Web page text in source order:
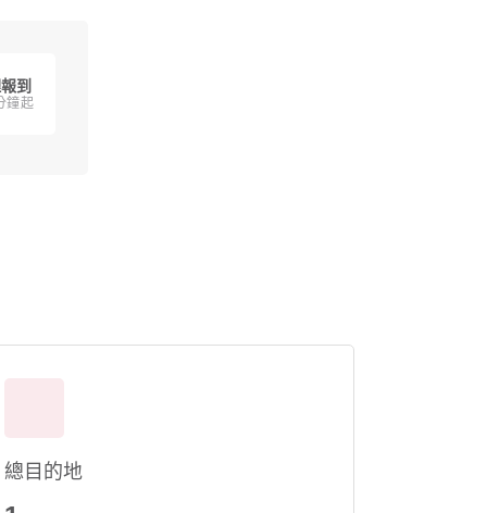
到
鐘起
總目的地